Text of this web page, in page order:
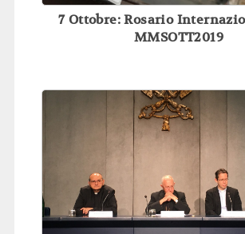
7 Ottobre: Rosario
MMSOTT2019